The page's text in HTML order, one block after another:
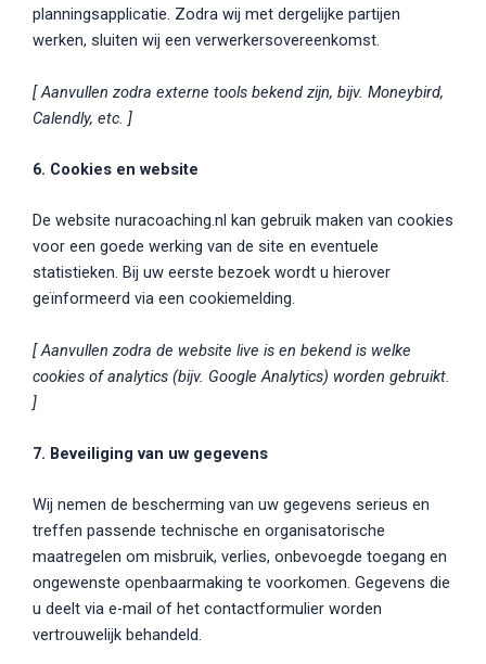
planningsapplicatie. Zodra wij met dergelijke partijen
werken, sluiten wij een verwerkersovereenkomst.
[ Aanvullen zodra externe tools bekend zijn, bijv. Moneybird,
Calendly, etc. ]
6. Cookies en website
De website nuracoaching.nl kan gebruik maken van cookies
voor een goede werking van de site en eventuele
statistieken. Bij uw eerste bezoek wordt u hierover
geïnformeerd via een cookiemelding.
[ Aanvullen zodra de website live is en bekend is welke
cookies of analytics (bijv. Google Analytics) worden gebruikt.
]
7. Beveiliging van uw gegevens
Wij nemen de bescherming van uw gegevens serieus en
treffen passende technische en organisatorische
maatregelen om misbruik, verlies, onbevoegde toegang en
ongewenste openbaarmaking te voorkomen. Gegevens die
u deelt via e-mail of het contactformulier worden
vertrouwelijk behandeld.